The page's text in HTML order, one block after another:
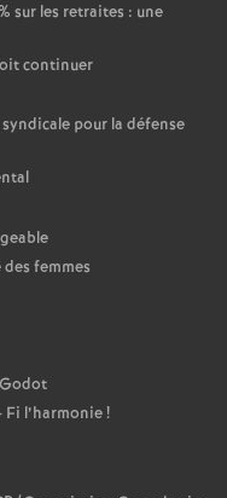
sur les retraites : une
continuer
syndicale pour la défense
femmes
l’harmonie!